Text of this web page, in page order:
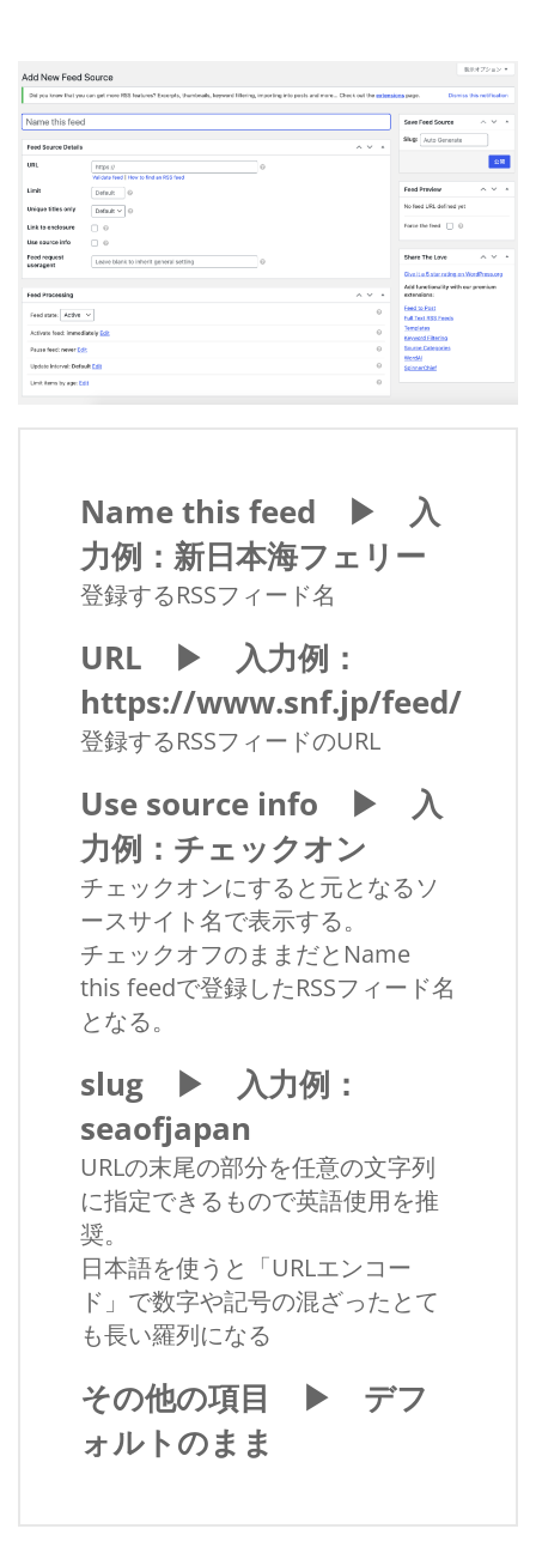
Name this feed ▶ 入
力例：新日本海フェリー
登録するRSSフィード名
URL ▶ 入力例：
https://www.snf.jp/feed/
登録するRSSフィードのURL
Use source info ▶ 入
力例：チェックオン
チェックオンにすると元となるソ
ースサイト名で表示する。
チェックオフのままだとName
this feedで登録したRSSフィード名
となる。
slug ▶ 入力例：
seaofjapan
URLの末尾の部分を任意の文字列
に指定できるもので英語使用を推
奨。
日本語を使うと「URLエンコー
ド」で数字や記号の混ざったとて
も長い羅列になる
その他の項目 ▶ デフ
ォルトのまま